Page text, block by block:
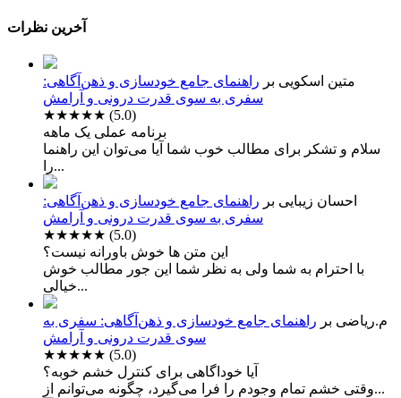
آخرین نظرات
متین اسکویی بر راهنمای جامع خودسازی و ذهن‌آگاهی:
سفری به سوی قدرت درونی و آرامش
★★★★★ (5.0)
برنامه عملی یک ماهه
سلام و تشکر برای مطالب خوب شما آیا می‌توان این راهنما
را...
احسان زیبایی بر راهنمای جامع خودسازی و ذهن‌آگاهی:
سفری به سوی قدرت درونی و آرامش
★★★★★ (5.0)
این متن ها خوش باورانه نیست؟
با احترام به شما ولی به نظر شما این جور مطالب خوش
خیالی...
م.ریاضی بر راهنمای جامع خودسازی و ذهن‌آگاهی: سفری به
سوی قدرت درونی و آرامش
★★★★★ (5.0)
آیا خوداگاهی برای کنترل خشم خوبه؟
وقتی خشم تمام وجودم را فرا می‌گیرد، چگونه می‌توانم از...